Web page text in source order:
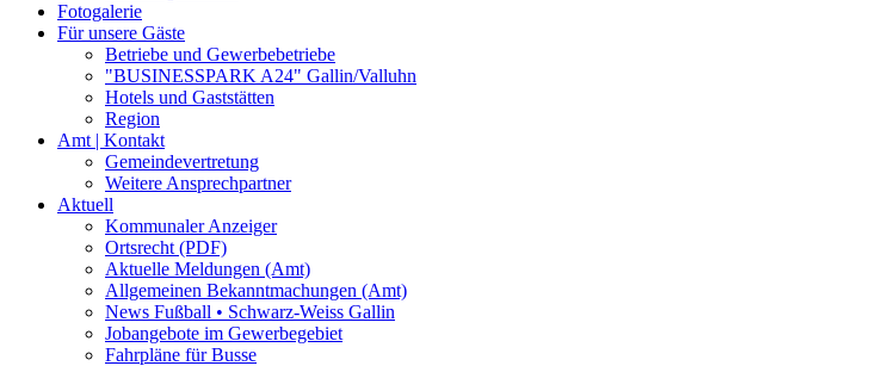
Fotogalerie
Für unsere Gäste
Betriebe und Gewerbebetriebe
"BUSINESSPARK A24" Gallin/Valluhn
Hotels und Gaststätten
Region
Amt | Kontakt
Gemeindevertretung
Weitere Ansprechpartner
Aktuell
Kommunaler Anzeiger
Ortsrecht (PDF)
Aktuelle Meldungen (Amt)
Allgemeinen Bekanntmachungen (Amt)
News Fußball • Schwarz-Weiss Gallin
Jobangebote im Gewerbegebiet
Fahrpläne für Busse